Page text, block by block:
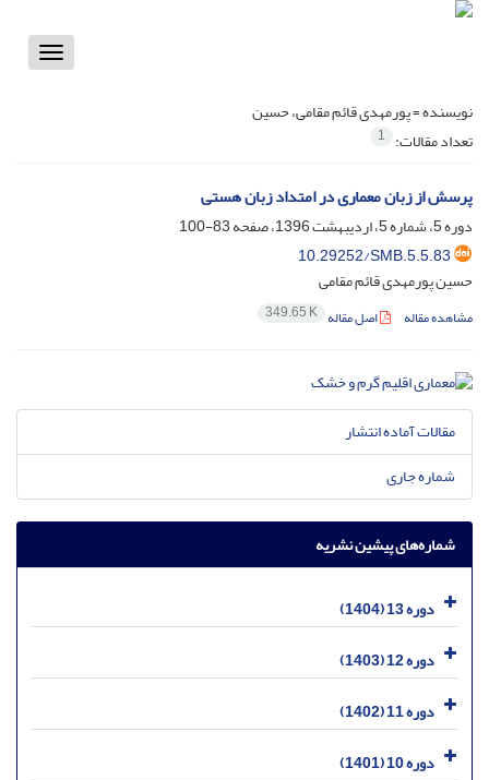
Toggle
نویسنده =پورمهدی قائم مقامی، حسین
تعداد مقالات: 1
پرسش از زبان معماری در امتداد زبان هستی
دوره 5، شماره 5، اردیبهشت 1396، صفحه
83-100
10.29252/SMB.5.5.83
حسین پورمهدی قائم مقامی
مشاهده مقاله اصل مقاله 349.65 K
مقالات آماده انتشار
شماره جاری
شماره‌های پیشین نشریه
دوره 13 (1404)
دوره 12 (1403)
دوره 11 (1402)
دوره 10 (1401)